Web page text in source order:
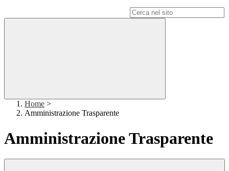
Home >
Amministrazione Trasparente
Amministrazione Trasparente